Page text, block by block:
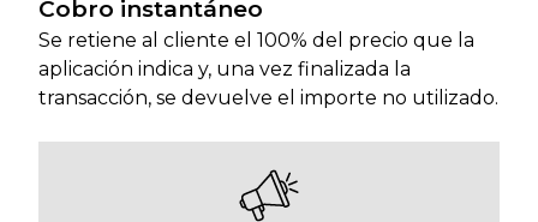
Cobro instantáneo
Se retiene al cliente el 100% del precio que la
aplicación indica y, una vez finalizada la
transacción, se devuelve el importe no utilizado.